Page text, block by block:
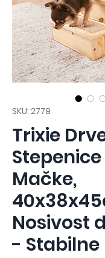
SKU: 2779
Trixie
Stepenice
Mačke,
Nosivost
- Stabilne